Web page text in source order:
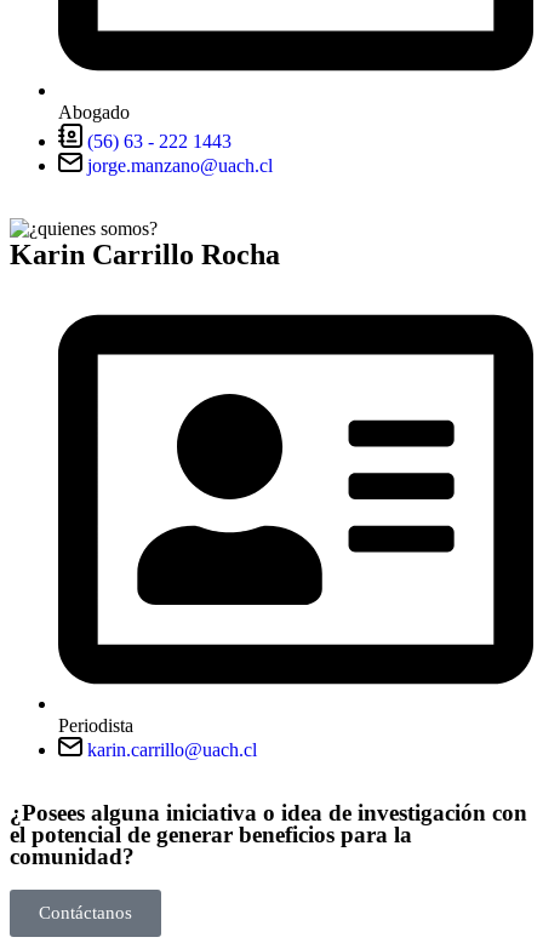
Abogado
(56) 63 - 222 1443
jorge.manzano@uach.cl
Karin Carrillo Rocha
Periodista
karin.carrillo@uach.cl
¿Posees alguna iniciativa o idea de investigación con
el potencial de generar beneficios para la
comunidad?
Contáctanos